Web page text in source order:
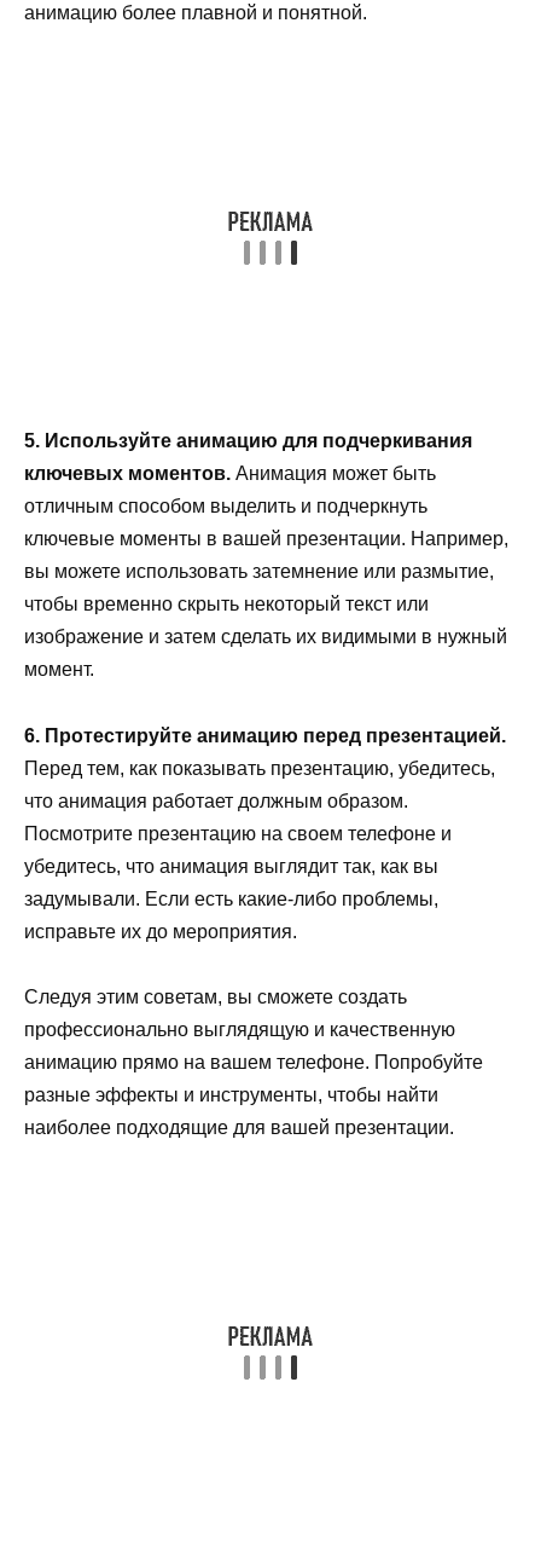
анимацию более плавной и понятной.
5. Используйте анимацию для подчеркивания
ключевых моментов. Анимация может быть
отличным способом выделить и подчеркнуть
ключевые моменты в вашей презентации. Например,
вы можете использовать затемнение или размытие,
чтобы временно скрыть некоторый текст или
изображение и затем сделать их видимыми в нужный
момент.
6. Протестируйте анимацию перед презентацией.
Перед тем, как показывать презентацию, убедитесь,
что анимация работает должным образом.
Посмотрите презентацию на своем телефоне и
убедитесь, что анимация выглядит так, как вы
задумывали. Если есть какие-либо проблемы,
исправьте их до мероприятия.
Следуя этим советам, вы сможете создать
профессионально выглядящую и качественную
анимацию прямо на вашем телефоне. Попробуйте
разные эффекты и инструменты, чтобы найти
наиболее подходящие для вашей презентации.